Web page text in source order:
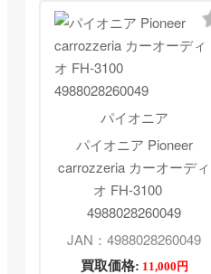
パイオニア
パイオニア Pioneer
carrozzeria カーオーディ
オ FH-3100
4988028260049
JAN：4988028260049
買取価格: 11,000円